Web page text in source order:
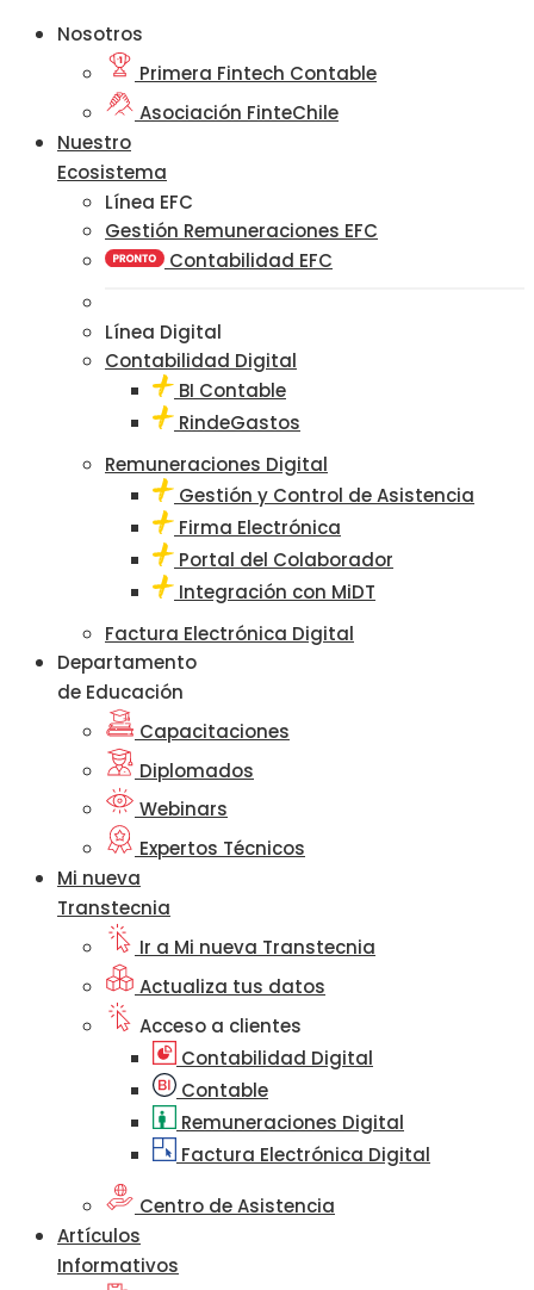
Nosotros
Primera Fintech Contable
Asociación FinteChile
Nuestro
Ecosistema
Línea EFC
Gestión Remuneraciones EFC
Contabilidad EFC
Línea Digital
Contabilidad Digital
BI Contable
RindeGastos
Remuneraciones Digital
Gestión y Control de Asistencia
Firma Electrónica
Portal del Colaborador
Integración con MiDT
Factura Electrónica Digital
Departamento
de Educación
Capacitaciones
Diplomados
Webinars
Expertos Técnicos
Mi nueva
Transtecnia
Ir a Mi nueva Transtecnia
Actualiza tus datos
Acceso a clientes
Contabilidad Digital
Contable
Remuneraciones Digital
Factura Electrónica Digital
Centro de Asistencia
Artículos
Informativos